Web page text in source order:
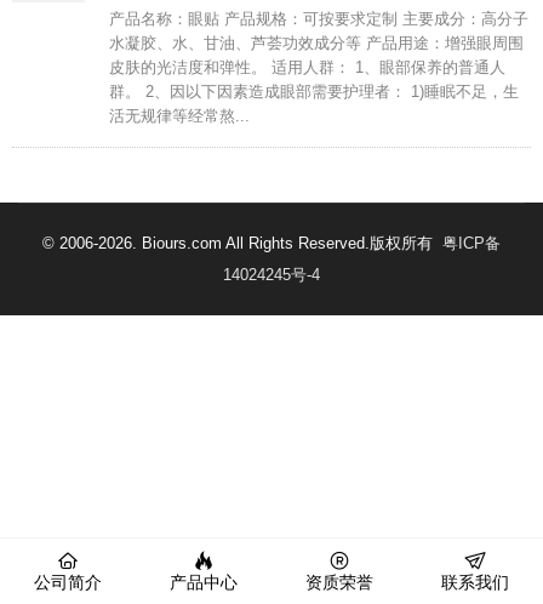
产品名称：眼贴 产品规格：可按要求定制 主要成分：高分子
水凝胶、水、甘油、芦荟功效成分等 产品用途：增强眼周围
皮肤的光洁度和弹性。 适用人群： 1、眼部保养的普通人
群。 2、因以下因素造成眼部需要护理者： 1)睡眠不足，生
活无规律等经常熬...
© 2006-2026. Biours.com All Rights Reserved.版权所有 粤ICP备
14024245号-4
公司简介 产品中心 资质荣誉 联系我们